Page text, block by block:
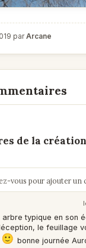
parArcane
de la
vous pour ajouter un
typique en son
le feuillage
bonne journée